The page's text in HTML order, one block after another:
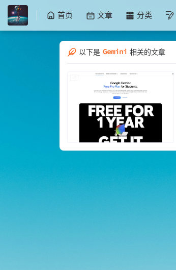
首页 文章 分类
以下是 Gemini 相关的文章